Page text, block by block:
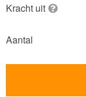
Kracht uit
Aantal